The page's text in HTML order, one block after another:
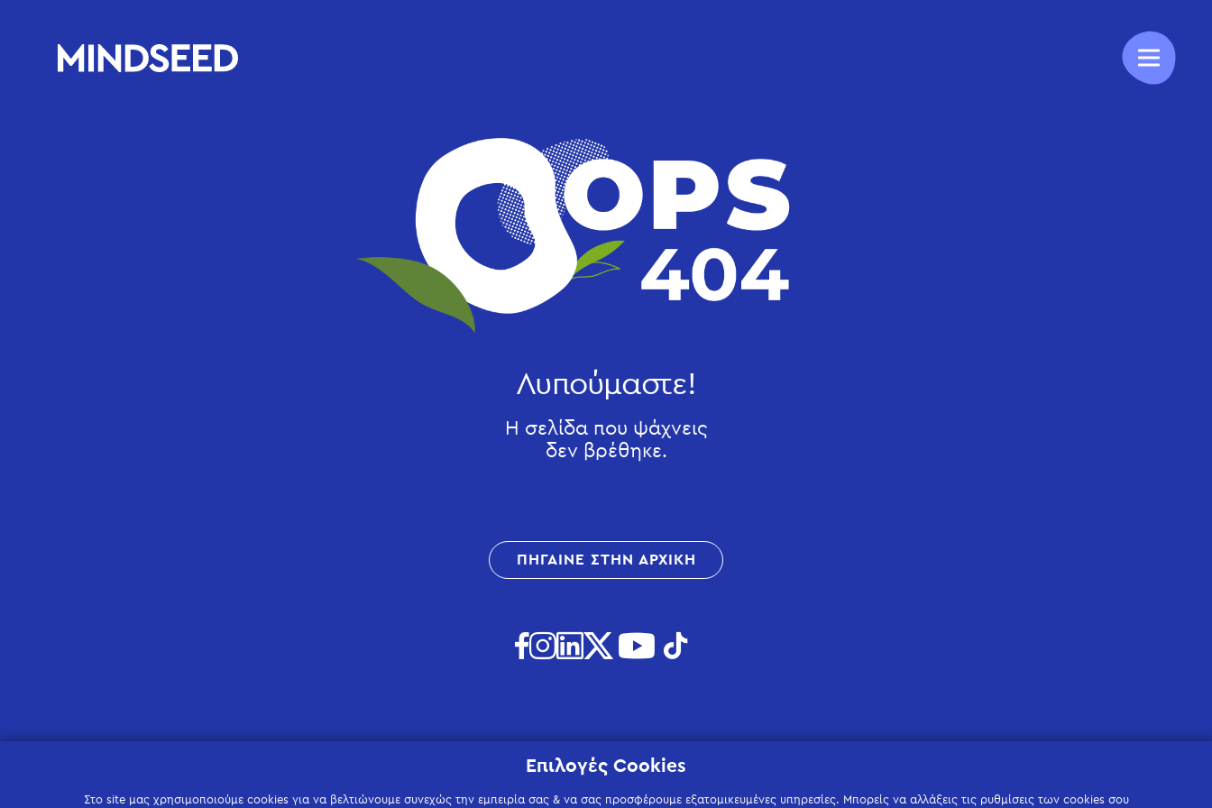
Λυπούμαστε!
Η σελίδα που ψάχνεις
δεν βρέθηκε.
ΠΗΓΑΙΝΕ ΣΤΗΝ ΑΡΧΙΚΗ
Επιλογές Cookies
Στο site μας χρησιμοποιούμε cookies για να βελτιώνουμε συνεχώς την εμπειρία σας & να σας προσφέρουμε εξατομικευμένες υπηρεσίες. Μπορείς να αλλάξεις τις ρυθμίσεις των cookies σου